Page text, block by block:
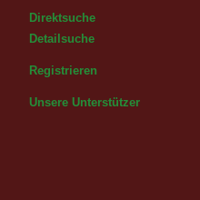
Direktsuche
Detailsuche
Registrieren
Unsere Unterstützer